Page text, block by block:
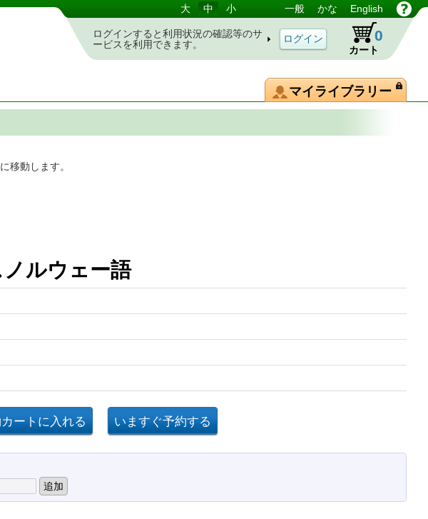
大 中 小 一般 かな English
ログインすると利用状況の確認等のサ
ービスを利用できます。
カート
0
マイライブラリー
移動します。
ノルウェー語